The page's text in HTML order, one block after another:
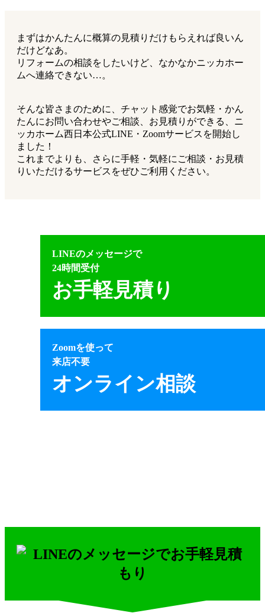
まずはかんたんに概算の見積りだけもらえれば良いん
だけどなあ。
リフォームの相談をしたいけど、なかなかニッカホー
ムへ連絡できない…。
そんな皆さまのために、チャット感覚でお気軽・かん
たんにお問い合わせやご相談、お見積りができる、ニ
ッカホーム西日本公式LINE・Zoomサービスを開始し
ました！
これまでよりも、さらに手軽・気軽にご相談・お見積
りいただけるサービスをぜひご利用ください。
LINEのメッセージで
24時間受付
お手軽見積り
Zoomを使って
来店不要
オンライン相談